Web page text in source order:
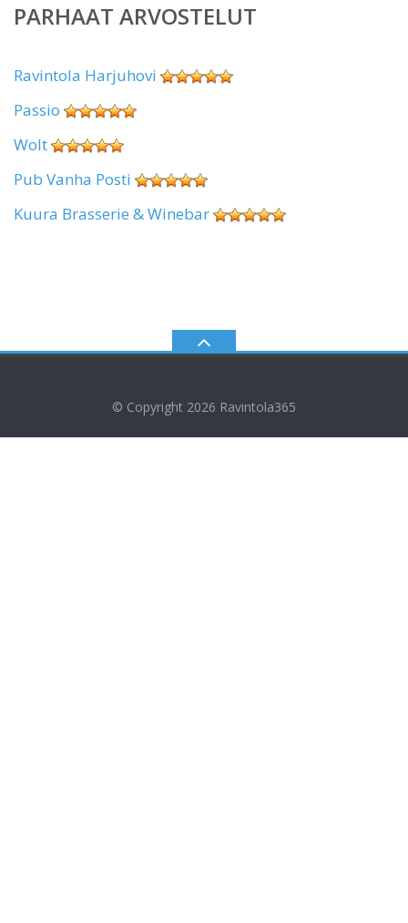
PARHAAT ARVOSTELUT
Ravintola Harjuhovi
Passio
Wolt
Pub Vanha Posti
Kuura Brasserie & Winebar
© Copyright 2026 Ravintola365